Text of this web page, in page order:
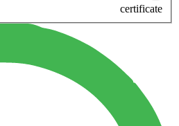
certificate